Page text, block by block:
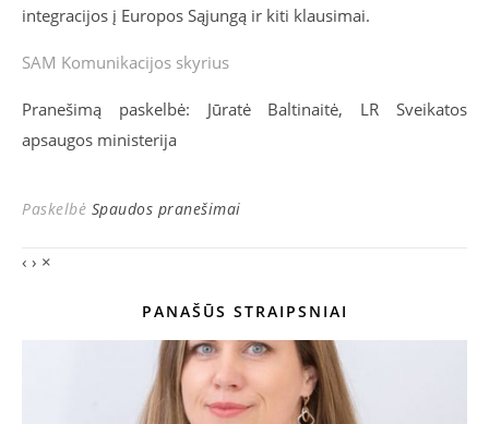
integracijos į Europos Sąjungą ir kiti klausimai.
SAM Komunikacijos skyrius
Pranešimą paskelbė: Jūratė Baltinaitė, LR Sveikatos
apsaugos ministerija
Paskelbė Spaudos pranešimai
‹ › ×
PANAŠŪS STRAIPSNIAI